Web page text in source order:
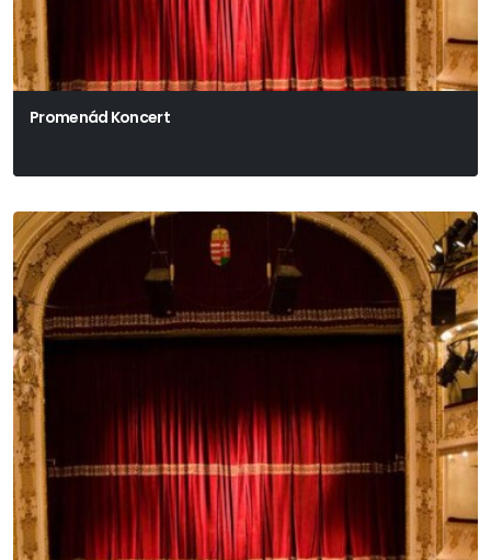
Promenád Koncert